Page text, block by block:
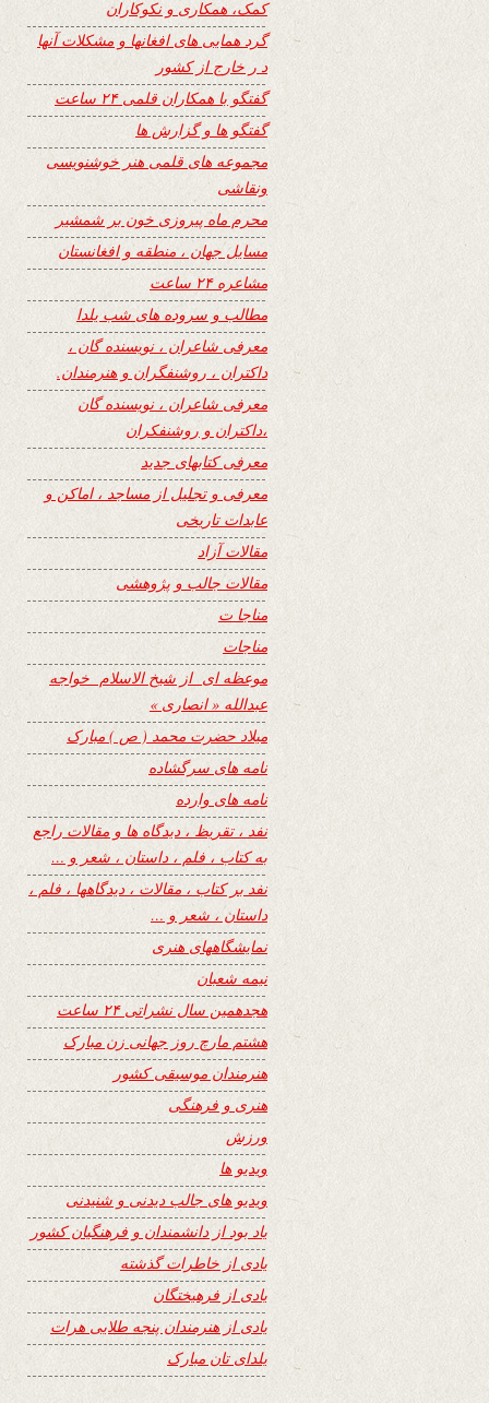
کمک، همکاری و نکوکاران
گرد همایی های افغانها و مشکلات آنها
د ر خارج از کشور
گفتگو با همکاران قلمی ۲۴ ساعت
گفتگو ها و گزارش ها
مجموعه های قلمی هنر خوشنویسی
ونقاشی
محرم ماه پیروزی خون بر شمشیر
مسایل جهان ، منطقه و افغانستان
مشاعره ۲۴ ساعت
مطالب و سروده های شب یلدا
معرفی شاعران ، نویسنده گان ،
داکتران ، روشنفگران و هنرمندان.
معرفی شاعران ، نویسنده گان
،داکتران و روشنفکران
معرفی کتابهای جدید
معرفی و تجلیل از مساجد ، اماکن و
عابدات تاریخی
مقالات آزاد
مقالات جالب و پژوهشی
مناجا ت
مناجات
موعظه ای از شیخ الاسلام خواجه
عبدالله « انصاری »
میلاد حضرت محمد ( ص ) مبارک
نامه های سرگشاده
نامه های وارده
نفد ، تقریظ ، دیدگاه ها و مقالات راجع
به کتاب ، فلم ، داستان ، شعر و …
نفد بر کتاب ، مقالات ، دیدگاهها ، فلم ،
داستان ، شعر و …
نمایشگاههای هنری
نیمه شعبان
هجدهمین سال نشراتی ۲۴ ساعت
هشتم مارچ روز جهانی زن مبارک
هنرمندان موسیقی کشور
هنری و فرهنگی
ورزش
ویدیو ها
ویدیو های جالب دیدنی و شنیدنی
یاد بود از دانشمندان و فرهنگیان کشور
یادی از خاطرات گذشته
یادی از فرهیختگان
یادی از هنرمندان پنجه طلایی هرات
یلدای تان مبارک